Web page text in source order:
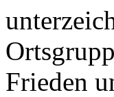
Frieden